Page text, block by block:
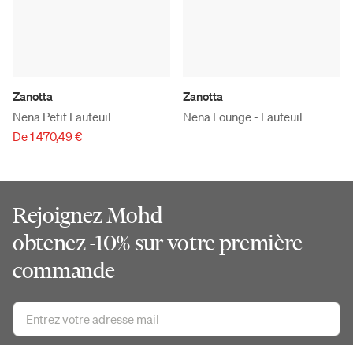
Zanotta
Nena Petit Fauteuil
De 1 470,49 €
Zanotta
Nena Lounge - Fauteuil
Rejoignez Mohd
obtenez -10% sur votre première
commande